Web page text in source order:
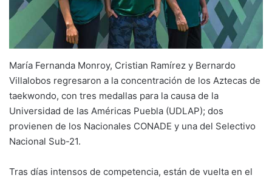
María Fernanda Monroy, Cristian Ramírez y Bernardo
Villalobos regresaron a la concentración de los Aztecas de
taekwondo, con tres medallas para la causa de la
Universidad de las Américas Puebla (UDLAP); dos
provienen de los Nacionales CONADE y una del Selectivo
Nacional Sub-21.
Tras días intensos de competencia, están de vuelta en el